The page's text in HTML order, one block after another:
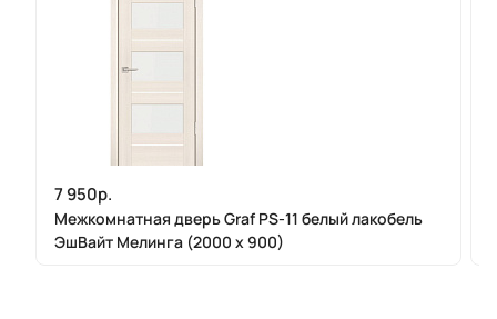
7 950р.
Межкомнатная дверь Graf PS-11 белый лакобель
ЭшВайт Мелинга (2000 х 900)